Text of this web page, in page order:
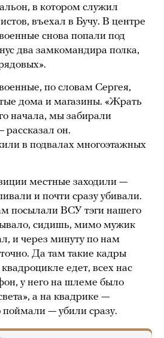
в котором служил
въехал в Бучу. В центре
снова попали под
два замкомандира полка,
по словам Сергея,
дома и магазины. «Жрать
начала, мы забирали
рассказал он.
в подвалах многоэтажных
местные заходили —
и почти сразу убивали.
посылали ВСУ тэги нашего
сидишь, мимо мужик
и через минуту по нам
Да там такие кадры
едет, всех нас
у него на шлеме было
а на квадрике —
поймали — убили сразу.